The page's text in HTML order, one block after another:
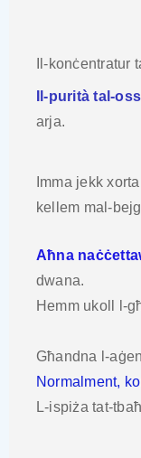
Il-
Il-purità tal-
arja.
Imma jekk
kellem mal-
Aħna
dwana.
Hemm ukoll l-
Għandna l-
Normalment,
L-ispiża tat-